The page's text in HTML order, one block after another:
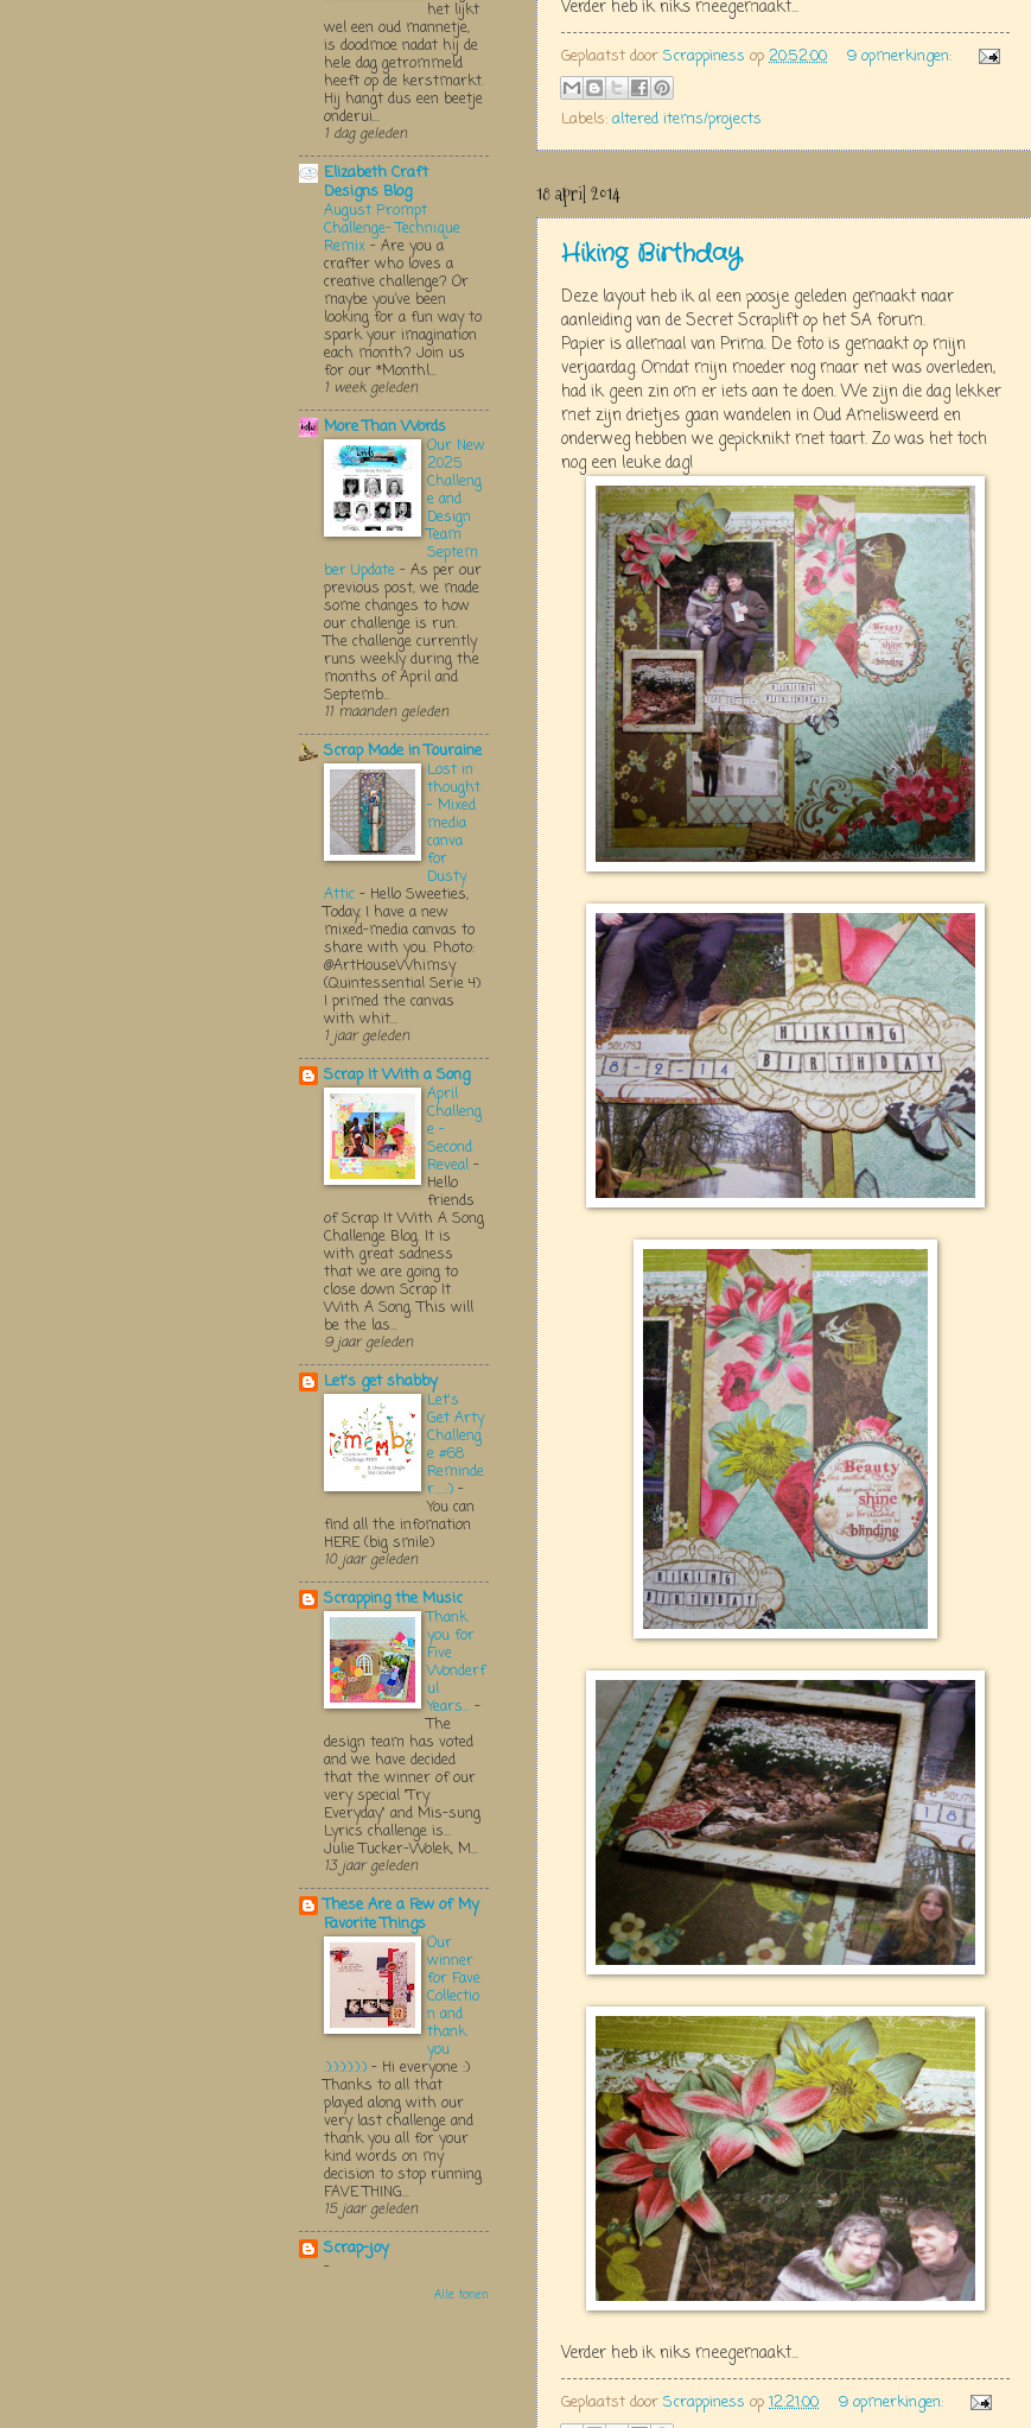
Verder heb ik niks meegemaakt...
Geplaatst door Scrappiness op 20:52:00 9 opmerkingen:
Labels: altered items/projects
18 april 2014
Hiking Birthday
Deze layout heb ik al een poosje geleden gemaakt naar
aanleiding van de Secret Scraplift op het SA forum.
Papier is allemaal van Prima. De foto is gemaakt op mijn
verjaardag. Omdat mijn moeder nog maar net was overleden,
had ik geen zin om er iets aan te doen. We zijn die dag lekker
met zijn drietjes gaan wandelen in Oud Amelisweerd en
onderweg hebben we gepicknikt met taart. Zo was het toch
nog een leuke dag!
Verder heb ik niks meegemaakt...
Geplaatst door Scrappiness op 12:21:00 9 opmerkingen:
het lijkt
wel een oud mannetje,
is doodmoe nadat hij de
hele dag getrommeld
heeft op de kerstmarkt.
Hij hangt dus een beetje
onderui...
1 dag geleden
Elizabeth Craft
Designs Blog
August Prompt
Challenge- Technique
Remix - Are you a
crafter who loves a
creative challenge? Or
maybe you’ve been
looking for a fun way to
spark your imagination
each month? Join us
for our *Monthl...
1 week geleden
More Than Words
Our New
2025
Challeng
e and
Design
Team
Septem
ber Update - As per our
previous post, we made
some changes to how
our challenge is run.
The challenge currently
runs weekly during the
months of April and
Septemb...
11 maanden geleden
Scrap Made in Touraine
Lost in
thought
- Mixed
media
canva
for
Dusty
Attic - Hello Sweeties,
Today, I have a new
mixed-media canvas to
share with you. Photo:
@ArtHouseWhimsy
(Quintessential Serie 4)
I primed the canvas
with whit...
1 jaar geleden
Scrap It With a Song
April
Challeng
e -
Second
Reveal -
Hello
friends
of Scrap It With A Song
Challenge Blog. It is
with great sadness
that we are going to
close down Scrap It
With A Song. This will
be the las...
9 jaar geleden
Let's get shabby
Let's
Get Arty
Challeng
e #68
Reminde
r.....:) -
You can
find all the infomation
HERE (big smile)
10 jaar geleden
Scrapping the Music
Thank
you for
Five
Wonderf
ul
Years... -
The
design team has voted
and we have decided
that the winner of our
very special "Try
Everyday" and Mis-sung
Lyrics challenge is...
Julie Tucker-Wolek, M...
13 jaar geleden
These Are a Few of My
Favorite Things
Our
winner
for Fave
Collectio
n and
thank
you
:):):):):):) - Hi everyone :)
Thanks to all that
played along with our
very last challenge and
thank you all for your
kind words on my
decision to stop running
FAVE THING...
15 jaar geleden
Scrap-joy
-
Alle tonen